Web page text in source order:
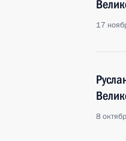
17
8